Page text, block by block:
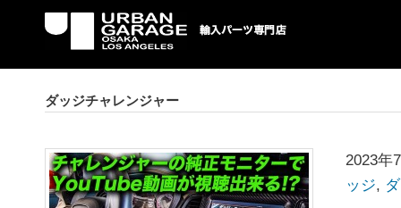
ダッジチャレンジャー
2023年
ッジ,